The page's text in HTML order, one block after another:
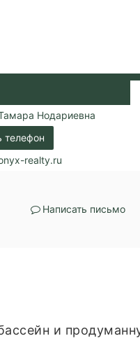
Нодариевна
телефон
realty.ru
Написать письмо
и